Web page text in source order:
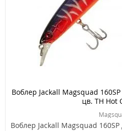
Воблер Jackall Magsquad
цв. TH Hot
Воблер Jackall Magsquad